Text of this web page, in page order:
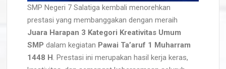
SMP Negeri 7 Salatiga kembali menorehkan
prestasi yang membanggakan dengan meraih
Juara Harapan 3 Kategori Kreativitas Umum
SMP dalam kegiatan Pawai Ta’aruf 1 Muharram
1448 H . Prestasi ini merupakan hasil kerja keras,